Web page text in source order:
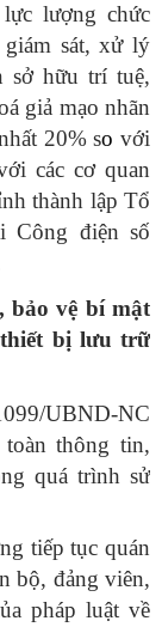
lượng chức
giám sát, xử lý
sở hữu trí tuệ,
giả mạo nhãn
20% so với
các cơ quan
thành lập Tổ
Công điện số
bảo vệ bí mật
bị lưu trữ
UBND-NC
thông tin,
quá trình sử
tiếp tục quán
bộ, đảng viên,
pháp luật về